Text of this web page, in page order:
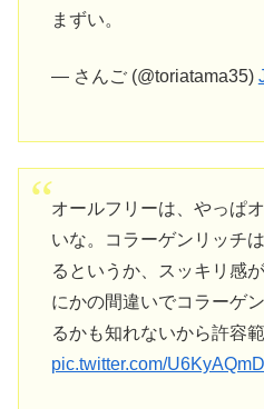
まずい。
— さんご (@toriatama35)
オールフリーは、やっぱ
いな。コラーゲンリッチ
るというか、スッキリ感
にかの間違いでコラーゲ
るかも知れないから許容
pic.twitter.com/